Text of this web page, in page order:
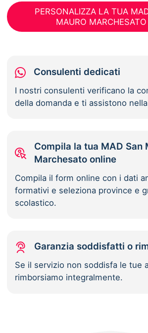
PERSONALIZZA LA TUA
MAURO
Consulenti dedicati
I nostri consulenti verificano la
della domanda e ti assistono
Compila la tua MAD San
Marchesato online
Compila il form online con i dati
formativi e seleziona province e
scolastico.
Garanzia soddisfatti o
Se il servizio non soddisfa le tue
rimborsiamo integralmente.